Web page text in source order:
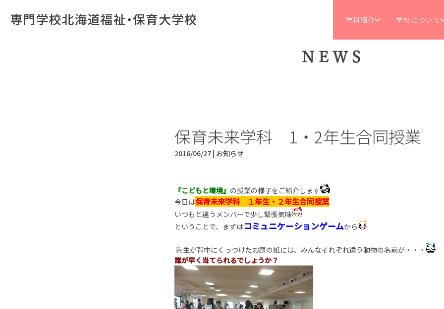
学科紹介 学校について
NEWS
保育未来学科 1・2年生合同授業
2016/06/27 | お知らせ
『こどもと環境』 の授業の様子をご紹介します
今日は保育未来学科 １年生・２年生合同授業
いつもと違うメンバーで少し緊張気味
ということで、まずはコミュニケーションゲームから
先生が背中にくっつけたお題の紙には、みんなそれぞれ違う動物の名前が・・・
誰が早く当てられるでしょうか？